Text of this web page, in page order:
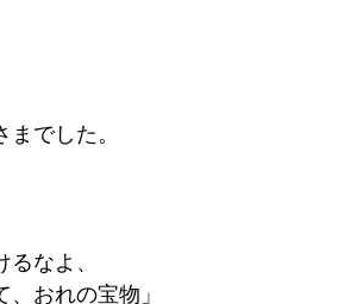
でした。
なよ、
おれの宝物」